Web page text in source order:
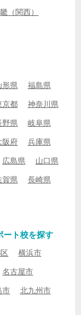
（関西）
形県 福島県
京都 神奈川県
野県 岐阜県
阪府 兵庫県
広島県 山口県
賀県 長崎県
ート校を探す
横浜市
名古屋市
市 北九州市